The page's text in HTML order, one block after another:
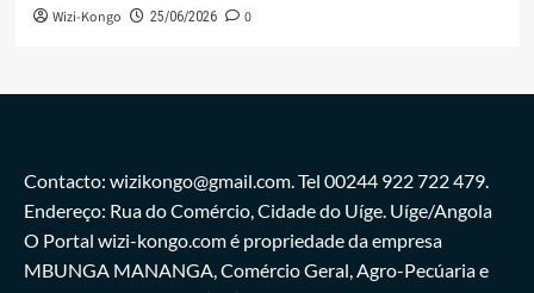
Wizi-Kongo 25/06/2026 0
Contacto: wizikongo@gmail.com. Tel 00244 922 722 479.
Endereço: Rua do Comércio, Cidade do Uíge. Uíge/Angola
O Portal wizi-kongo.com é propriedade da empresa
MBUNGA MANANGA, Comércio Geral, Agro-Pecúaria e